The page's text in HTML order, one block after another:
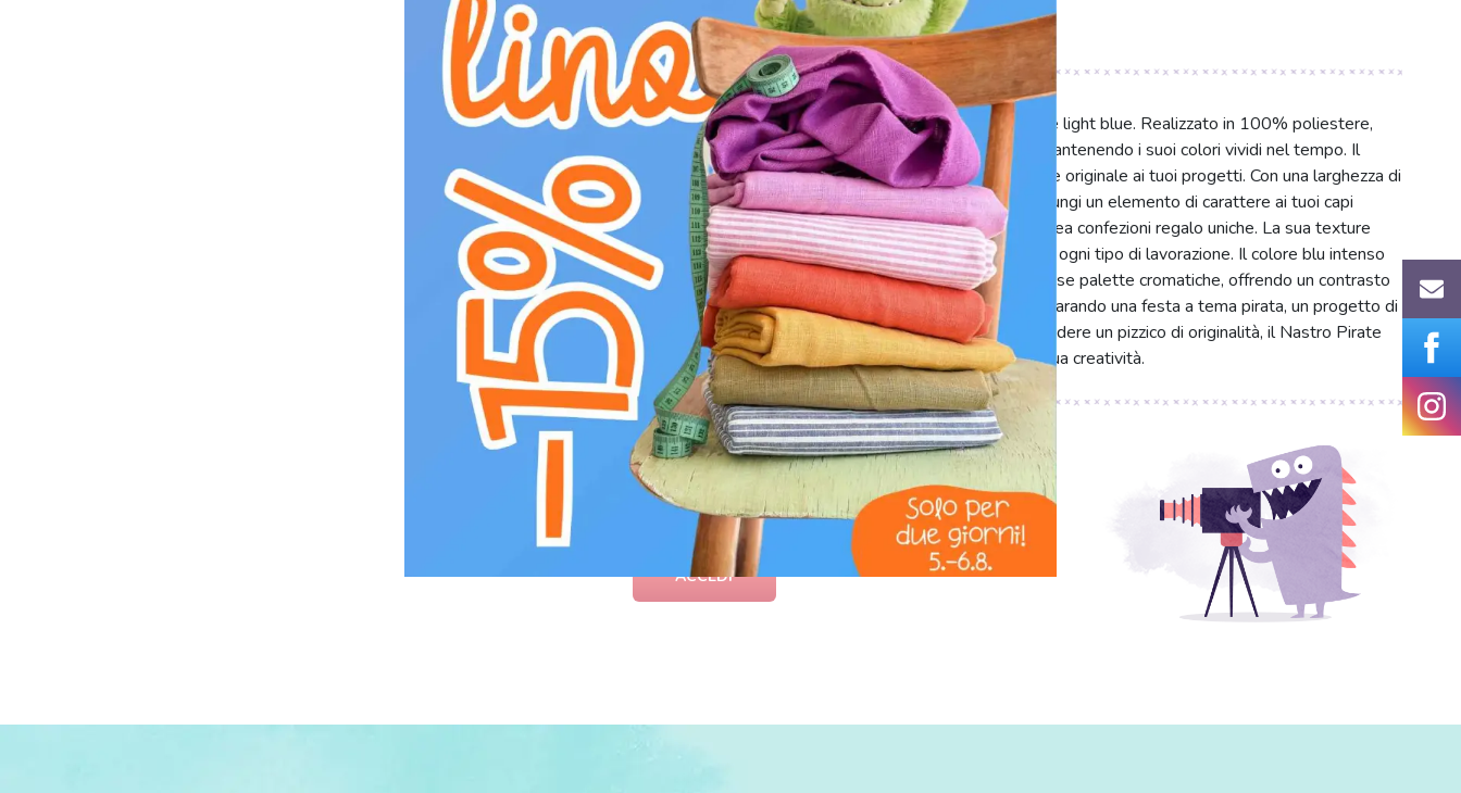
Colore: Blu
Immergiti nel fascino misterioso del nostro Nastro Pirate light blue. Realizzato in 100% poliestere,
questo nastro garantisce durata e resistenza all'usura, mantenendo i suoi colori vividi nel tempo. Il
motivo distintivo "Lebky" (teschi) offre un tocco audace e originale ai tuoi progetti. Con una larghezza di
1.6 cm, è perfetto per una varietà di utilizzi creativi. Aggiungi un elemento di carattere ai tuoi capi
d'abbigliamento, decora accessori, personalizza inviti o crea confezioni regalo uniche. La sua texture
liscia e la flessibilità lo rendono facile da maneggiare per ogni tipo di lavorazione. Il colore blu intenso
del nastro è versatile e si abbina splendidamente a diverse palette cromatiche, offrendo un contrasto
accattivante o un'armonia sofisticata. Sia che tu stia preparando una festa a tema pirata, un progetto di
scrapbooking alternativo o semplicemente desideri infondere un pizzico di originalità, il Nastro Pirate
light blue con teschi è la scelta ideale per esprimere la tua creatività.
CARICA QUI LA FOTO
E OTTIENI50 puntinel Programma Fedeltà
ACCEDI